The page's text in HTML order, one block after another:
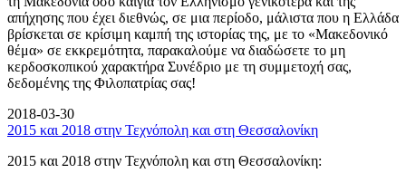
απήχησης που έχει διεθνώς, σε μια περίοδο, μάλιστα που η Ελλάδα
βρίσκεται σε κρίσιμη καμπή της ιστορίας της, με το «Μακεδονικό
θέμα» σε εκκρεμότητα, παρακαλούμε να διαδώσετε το μη
κερδοσκοπικού χαρακτήρα Συνέδριο με τη συμμετοχή σας,
δεδομένης της Φιλοπατρίας σας!
2018-03-30
2015 και 2018 στην Τεχνόπολη και στη Θεσσαλονίκη
2015 και 2018 στην Τεχνόπολη και στη Θεσσαλονίκη: